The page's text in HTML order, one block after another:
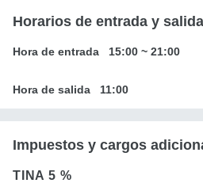
Horarios de entrada y salida
Hora de entrada 15:00 ~ 21:00
Hora de salida 11:00
Impuestos y cargos
TINA 5 %